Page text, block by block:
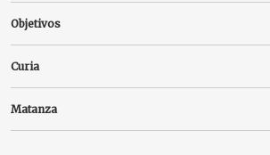
Objetivos
Curia
Matanza